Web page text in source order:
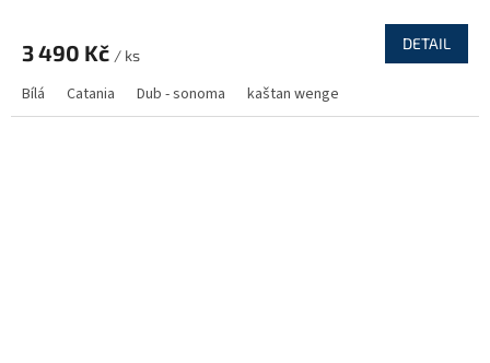
3 490 Kč / ks
DETAIL
Bílá Catania Dub - sonoma kaštan wenge